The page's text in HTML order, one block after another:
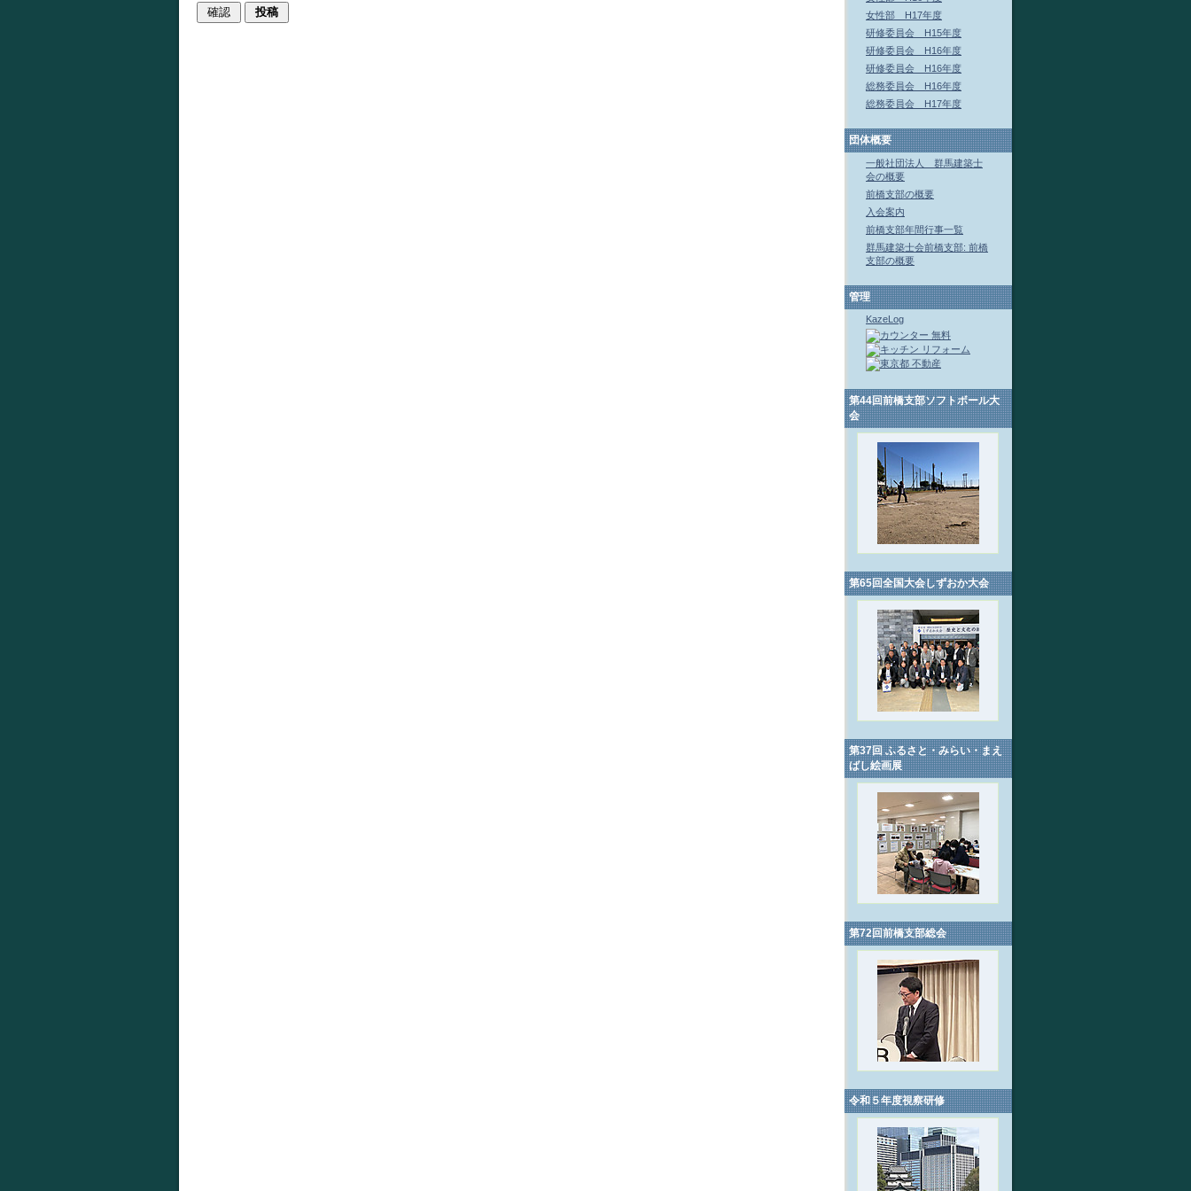
女性部 H17年度
研修委員会 H15年度
研修委員会 H16年度
研修委員会 H16年度
総務委員会 H16年度
総務委員会 H17年度
団体概要
一般社団法人 群馬建築士
会の概要
前橋支部の概要
入会案内
前橋支部年間行事一覧
群馬建築士会前橋支部: 前橋
支部の概要
管理
KazeLog
第44回前橋支部ソフトボール大
会
第65回全国大会しずおか大会
第37回 ふるさと・みらい・まえ
ばし絵画展
第72回前橋支部総会
令和５年度視察研修